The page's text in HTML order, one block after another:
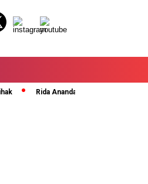
Rida Ananda Di Kukuhkan Sebagai